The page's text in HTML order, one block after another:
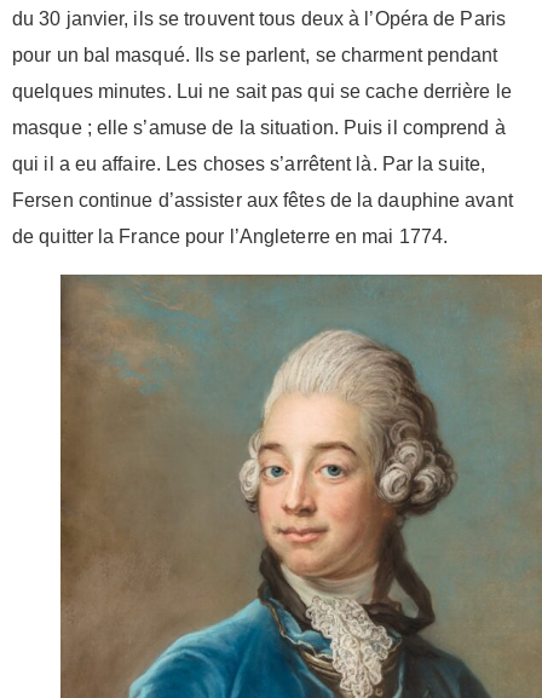
du 30 janvier, ils se trouvent tous deux à l’Opéra de Paris
pour un bal masqué. Ils se parlent, se charment pendant
quelques minutes. Lui ne sait pas qui se cache derrière le
masque ; elle s’amuse de la situation. Puis il comprend à
qui il a eu affaire. Les choses s’arrêtent là. Par la suite,
Fersen continue d’assister aux fêtes de la dauphine avant
de quitter la France pour l’Angleterre en mai 1774.